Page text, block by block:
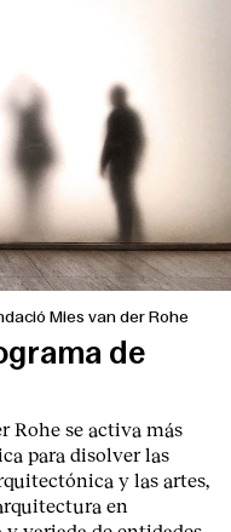
Mies van der Rohe
de
Rohe se activa más
para disolver las
y las artes,
en